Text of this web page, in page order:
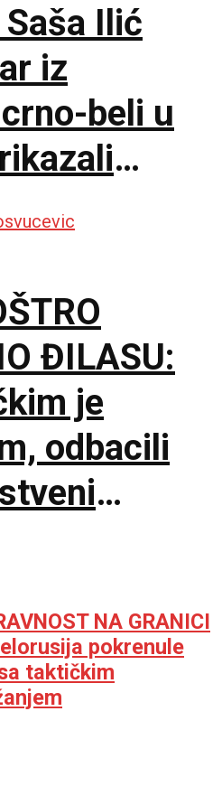
Saša Ilić
iz
beli u
vremena u
ĐILASU:
je
odbacili
NA GRANICI
pokrenule
taktičkim